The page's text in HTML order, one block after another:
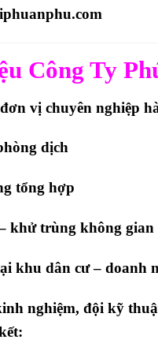
Công Ty
vị chuyên nghiệp
dịch
tổng hợp
khử trùng không gian
khu dân cư – doanh
nghiệm, đội kỹ